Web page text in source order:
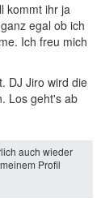
kommt ihr ja
egal ob ich
Ich freu mich
DJ Jiro wird die
Los geht's ab
auch wieder
Profil